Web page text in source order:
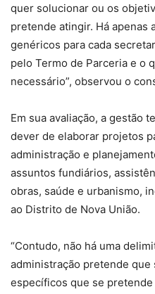
quer solucionar ou os
pretende atingir. Há apenas
genéricos para cada
pelo Termo de Parceria e o
necessário”, observou o
Em sua avaliação, a gestão
dever de elaborar projetos
administração e
assuntos fundiários,
obras, saúde e urbanismo,
ao Distrito de Nova União.
“Contudo, não há uma
administração pretende
específicos que se pretende